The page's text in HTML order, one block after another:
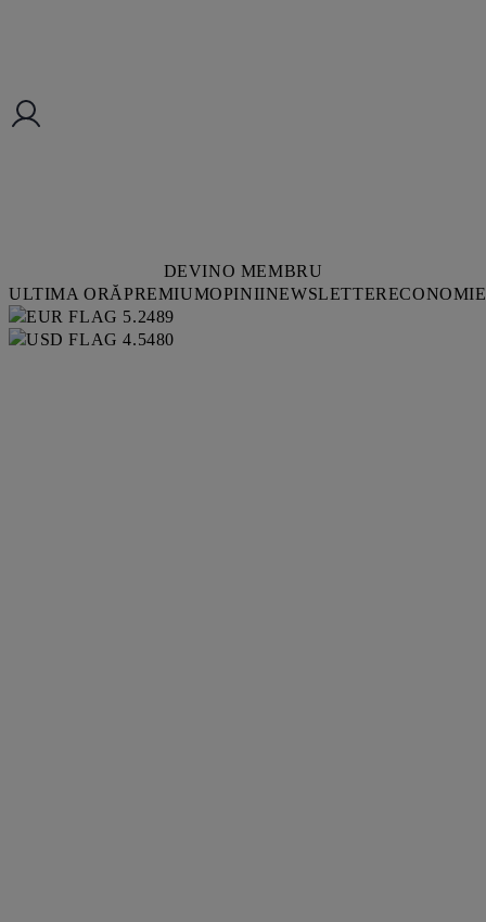
DEVINO MEMBRU
ULTIMA ORĂPREMIUMOPINIINEWSLETTERECONOMIE
5.2489
4.5480